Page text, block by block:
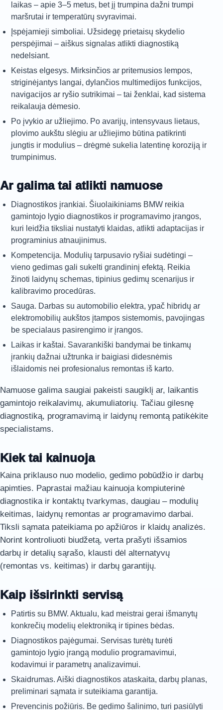
laikas – apie 3–5 metus, bet jį trumpina dažni trumpi
maršrutai ir temperatūrų svyravimai.
Įspėjamieji simboliai. Užsidegę prietaisų skydelio
perspėjimai – aiškus signalas atlikti diagnostiką
nedelsiant.
Keistas elgesys. Mirksinčios ar pritemusios lempos,
striginėjantys langai, dylančios multimedijos funkcijos,
navigacijos ar ryšio sutrikimai – tai ženklai, kad sistema
reikalauja dėmesio.
Po įvykio ar užliejimo. Po avarijų, intensyvaus lietaus,
plovimo aukštu slėgiu ar užliejimo būtina patikrinti
jungtis ir modulius – drėgmė sukelia latentinę koroziją ir
trumpinimus.
Ar galima tai atlikti namuose
Diagnostikos įrankiai. Šiuolaikiniams BMW reikia
gamintojo lygio diagnostikos ir programavimo įrangos,
kuri leidžia tiksliai nustatyti klaidas, atlikti adaptacijas ir
programinius atnaujinimus.
Kompetencija. Modulių tarpusavio ryšiai sudėtingi –
vieno gedimas gali sukelti grandininį efektą. Reikia
žinoti laidynų schemas, tipinius gedimų scenarijus ir
kalibravimo procedūras.
Sauga. Darbas su automobilio elektra, ypač hibridų ar
elektromobilių aukštos įtampos sistemomis, pavojingas
be specialaus pasirengimo ir įrangos.
Laikas ir kaštai. Savarankiški bandymai be tinkamų
įrankių dažnai užtrunka ir baigiasi didesnėmis
išlaidomis nei profesionalus remontas iš karto.
Namuose galima saugiai pakeisti saugiklį ar, laikantis
gamintojo reikalavimų, akumuliatorių. Tačiau gilesnę
diagnostiką, programavimą ir laidynų remontą patikėkite
specialistams.
Kiek tai kainuoja
Kaina priklauso nuo modelio, gedimo pobūdžio ir darbų
apimties. Paprastai mažiau kainuoja kompiuterinė
diagnostika ir kontaktų tvarkymas, daugiau – modulių
keitimas, laidynų remontas ar programavimo darbai.
Tiksli sąmata pateikiama po apžiūros ir klaidų analizės.
Norint kontroliuoti biudžetą, verta prašyti išsamios
darbų ir detalių sąrašo, klausti dėl alternatyvų
(remontas vs. keitimas) ir darbų garantijų.
Kaip išsirinkti servisą
Patirtis su BMW. Aktualu, kad meistrai gerai išmanytų
konkrečių modelių elektroniką ir tipines bėdas.
Diagnostikos pajėgumai. Servisas turėtų turėti
gamintojo lygio įrangą modulio programavimui,
kodavimui ir parametrų analizavimui.
Skaidrumas. Aiški diagnostikos ataskaita, darbų planas,
preliminari sąmata ir suteikiama garantija.
Prevencinis požiūris. Be gedimo šalinimo, turi pasiūlyti